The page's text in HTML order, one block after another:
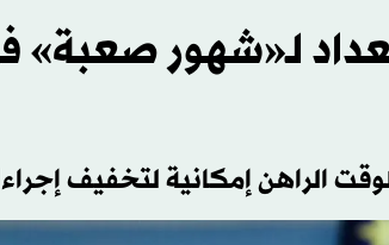
لـ«شهور
الراهن إمكانية لتخفيف